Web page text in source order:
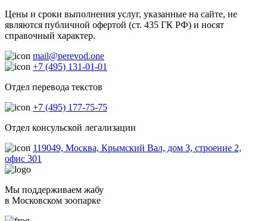
Цены и сроки выполнения услуг, указанные на сайте, не
являются публичной офертой (ст. 435 ГК РФ) и носят
справочный характер.
mail@perevod.one
+7 (495) 131-01-01
Отдел перевода текстов
+7 (495) 177-75-75
Отдел консульской легализации
119049, Москва, Крымский Вал, дом 3, строение 2,
офис 301
Мы поддерживаем жабу
в Московском зоопарке